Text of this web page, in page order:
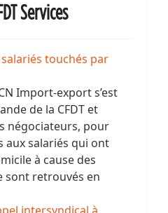
Services
touchés par
Import-export s’est
de la CFDT et
négociateurs, pour
aux salariés qui ont
à cause des
sont retrouvés en